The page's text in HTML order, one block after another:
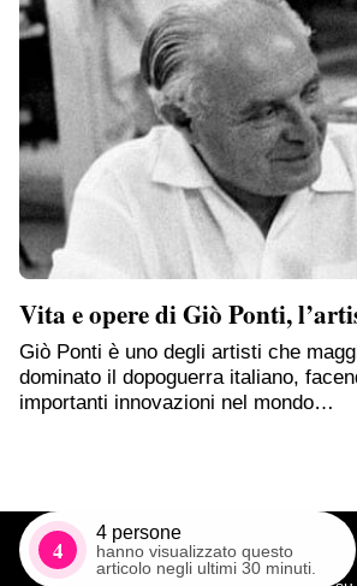
Vita e opere di Giò Ponti,
Giò Ponti è uno degli artisti che
dominato il dopoguerra italiano,
importanti innovazioni nel mondo…
4
4 persone
hanno visualizzato questo
articolo negli ultimi 30 minuti.